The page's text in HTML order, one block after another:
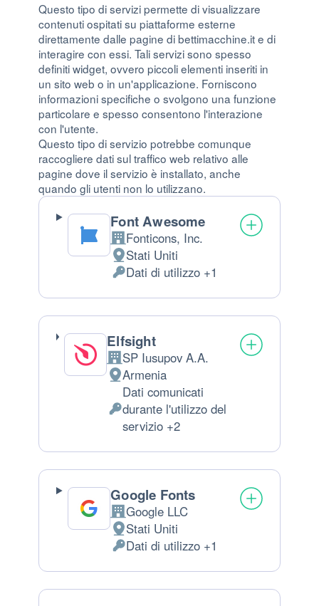
Questo tipo di servizi permette di visualizzare
contenuti ospitati su piattaforme esterne
direttamente dalle pagine di bettimacchine.it e di
interagire con essi. Tali servizi sono spesso
definiti widget, ovvero piccoli elementi inseriti in
un sito web o in un'applicazione. Forniscono
informazioni specifiche o svolgono una funzione
particolare e spesso consentono l'interazione
con l'utente.
Questo tipo di servizio potrebbe comunque
raccogliere dati sul traffico web relativo alle
pagine dove il servizio è installato, anche
quando gli utenti non lo utilizzano.
Font Awesome
Azienda:
Fonticons, Inc.
Luogo del trattamento:
Stati Uniti
Dati Personali trattati:
Dati di utilizzo +1
Elfsight
Azienda:
SP Iusupov A.A.
Luogo del trattamento:
Armenia
Dati Personali trattati:
Dati comunicati
durante l'utilizzo del
servizio +2
Google Fonts
Azienda:
Google LLC
Luogo del trattamento:
Stati Uniti
Dati Personali trattati:
Dati di utilizzo +1